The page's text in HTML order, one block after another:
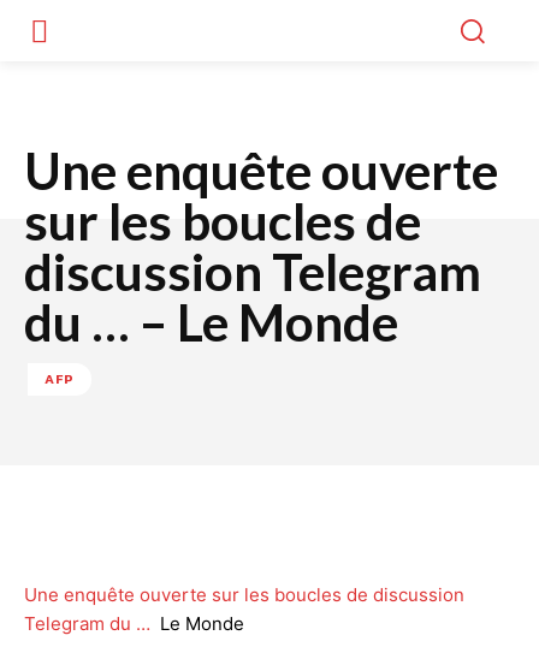
Une enquête ouverte
sur les boucles de
discussion Telegram
du … – Le Monde
AFP
Une enquête ouverte sur les boucles de discussion
Telegram du … Le Monde